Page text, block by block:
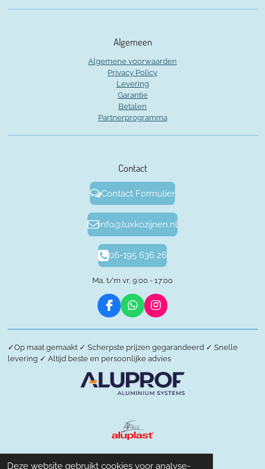
Deze website gebruikt cookies voor analyse-
Algemeen
Algemene voorwaarden
Privacy Policy
Levering
Garantie
Betalen
Partnerprogramma
Contact
Contact Formulier
info@luxkozijnen.nl
06-195 636 26
Ma, t/m vr, 9:00 - 17:00
F
a
c
b
o
o
k
W
h
a
t
s
A
p
p
I
n
s
a
g
r
a
m
✓Op maat gemaakt ✓ Scherpste prijzen gegarandeerd ✓ Snelle
levering ✓ Altijd beste en persoonlijke advies